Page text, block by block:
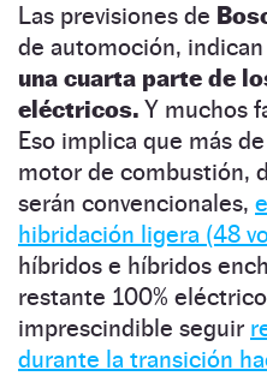
Las previsiones de
de automoción,
una cuarta parte de
eléctricos. Y muchos
Eso implica que más
motor de combustión,
serán convencionales,
hibridación ligera (48
híbridos e híbridos
restante 100%
imprescindible seguir
durante la transición